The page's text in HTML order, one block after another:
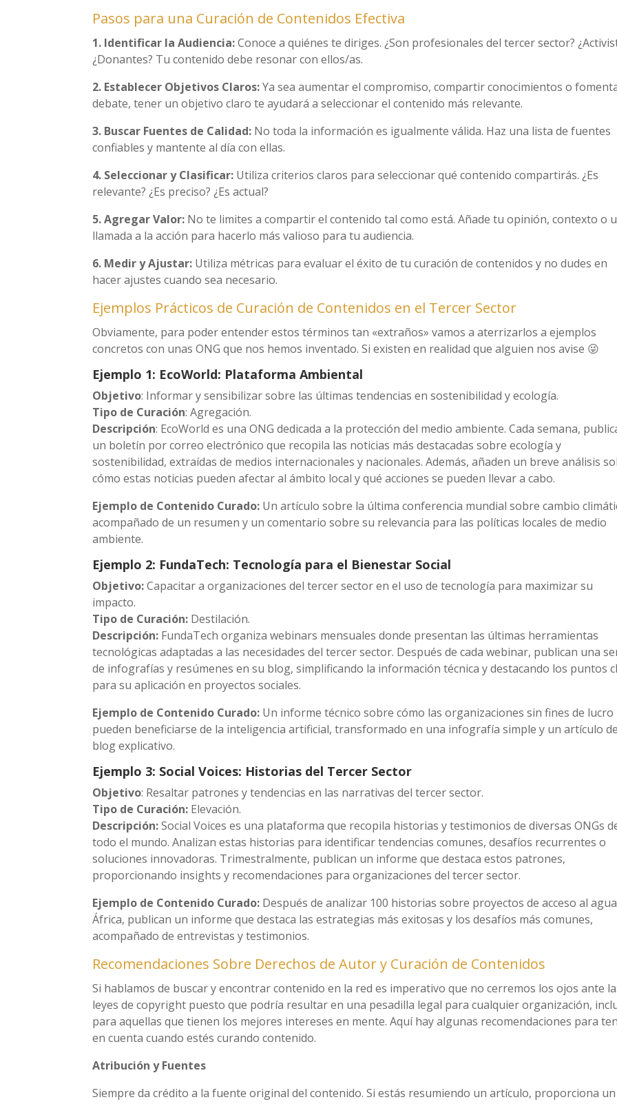
Pasos para una Curación de Contenidos Efectiva
1. Identificar la Audiencia:Conoce a quiénes te diriges. ¿Son profesionales del tercer sector?
¿Donantes? Tu contenido debe resonar con ellos/as.
2. Establecer Objetivos Claros:Ya sea aumentar el compromiso, compartir conocimientos o
debate, tener un objetivo claro te ayudará a seleccionar el contenido más relevante.
3. Buscar Fuentes de Calidad: No toda la información es igualmente válida. Haz una lista de fuentes
confiables y mantente al día con ellas.
4. Seleccionar y Clasificar: Utiliza criterios claros para seleccionar qué contenido compartirás. ¿Es
relevante? ¿Es preciso? ¿Es actual?
5. Agregar Valor: No te limites a compartir el contenido tal como está. Añade tu opinión, contexto o
llamada a la acción para hacerlo más valioso para tu audiencia.
6. Medir y Ajustar: Utiliza métricas para evaluar el éxito de tu curación de contenidos y no dudes en
hacer ajustes cuando sea necesario.
Ejemplos Prácticos de Curación de Contenidos en el Tercer Sector
Obviamente, para poder entender estos términos tan «extraños» vamos a aterrizarlos a ejemplos
concretos con unas ONG que nos hemos inventado. Si existen en realidad que alguien nos avise 😜
Ejemplo 1: EcoWorld: Plataforma Ambiental
Objetivo: Informar y sensibilizar sobre las últimas tendencias en sostenibilidad y ecología.
Tipo de Curación: Agregación.
Descripción: EcoWorld es una ONG dedicada a la protección del medio ambiente. Cada semana,
un boletín por correo electrónico que recopila las noticias más destacadas sobre ecología y
sostenibilidad, extraídas de medios internacionales y nacionales. Además, añaden un breve análisis
cómo estas noticias pueden afectar al ámbito local y qué acciones se pueden llevar a cabo.
Ejemplo de Contenido Curado: Un artículo sobre la última conferencia mundial sobre cambio
acompañado de un resumen y un comentario sobre su relevancia para las políticas locales de medio
ambiente.
Ejemplo 2: FundaTech: Tecnología para el Bienestar Social
Objetivo:Capacitar a organizaciones del tercer sector en el uso de tecnología para maximizar su
impacto.
Tipo de Curación: Destilación.
Descripción: FundaTech organiza webinars mensuales donde presentan las últimas herramientas
tecnológicas adaptadas a las necesidades del tercer sector. Después de cada webinar, publican una
de infografías y resúmenes en su blog, simplificando la información técnica y destacando los puntos
para su aplicación en proyectos sociales.
Ejemplo de Contenido Curado: Un informe técnico sobre cómo las organizaciones sin fines de lucro
pueden beneficiarse de la inteligencia artificial, transformado en una infografía simple y un artículo de
blog explicativo.
Ejemplo 3: Social Voices: Historias del Tercer Sector
Objetivo: Resaltar patrones y tendencias en las narrativas del tercer sector.
Tipo de Curación: Elevación.
Descripción:Social Voices es una plataforma que recopila historias y testimonios de diversas ONGs
todo el mundo. Analizan estas historias para identificar tendencias comunes, desafíos recurrentes o
soluciones innovadoras. Trimestralmente, publican un informe que destaca estos patrones,
proporcionando insights y recomendaciones para organizaciones del tercer sector.
Ejemplo de Contenido Curado: Después de analizar 100 historias sobre proyectos de acceso al
África, publican un informe que destaca las estrategias más exitosas y los desafíos más comunes,
acompañado de entrevistas y testimonios.
Recomendaciones Sobre Derechos de Autor y Curación de Contenidos
Si hablamos de buscar y encontrar contenido en la red es imperativo que no cerremos los ojos ante
leyes de copyright puesto que podría resultar en una pesadilla legal para cualquier organización,
para aquellas que tienen los mejores intereses en mente. Aquí hay algunas recomendaciones para
en cuenta cuando estés curando contenido.
Atribución y Fuentes
Siempre da crédito a la fuente original del contenido. Si estás resumiendo un artículo, proporciona un